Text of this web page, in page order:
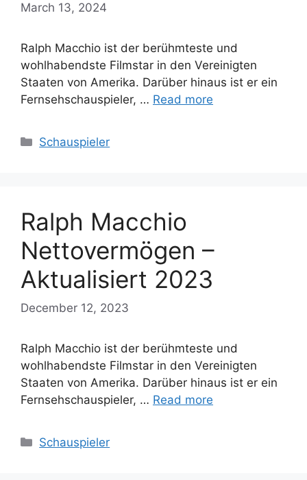
March 13, 2024
Ralph Macchio ist der berühmteste und
wohlhabendste Filmstar in den Vereinigten
Staaten von Amerika. Darüber hinaus ist er ein
Fernsehschauspieler, … Read more
Categories
Schauspieler
Ralph Macchio
Nettovermögen –
Aktualisiert 2023
December 12, 2023
Ralph Macchio ist der berühmteste und
wohlhabendste Filmstar in den Vereinigten
Staaten von Amerika. Darüber hinaus ist er ein
Fernsehschauspieler, … Read more
Categories
Schauspieler